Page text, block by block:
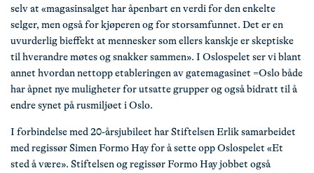
selv at «magasinsalget har åpenbart en verdi for den enkelte
selger, men også for kjøperen og for storsamfunnet. Det er en
uvurderlig bieffekt at mennesker som ellers kanskje er skeptiske
til hverandre møtes og snakker sammen». I Oslospelet ser vi blant
annet hvordan nettopp etableringen av gatemagasinet =Oslo både
har åpnet nye muligheter for utsatte grupper og også bidratt til å
endre synet på rusmiljøet i Oslo.
I forbindelse med 20-årsjubileet har Stiftelsen Erlik samarbeidet
med regissør Simen Formo Hay for å sette opp Oslospelet «Et
sted å være». Stiftelsen og regissør Formo Hay jobbet også